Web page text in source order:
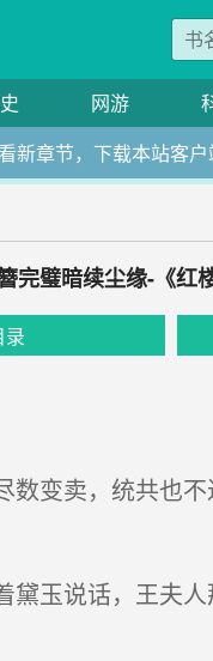
网游
新章节，下载本站客
完璧暗续尘缘-《红
录
变卖，统共也
玉说话，王夫人